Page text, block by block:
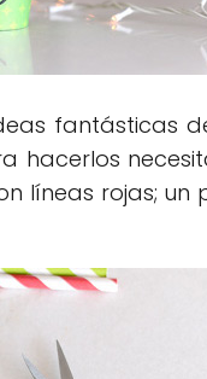
fantásticas
hacerlos
líneas rojas;